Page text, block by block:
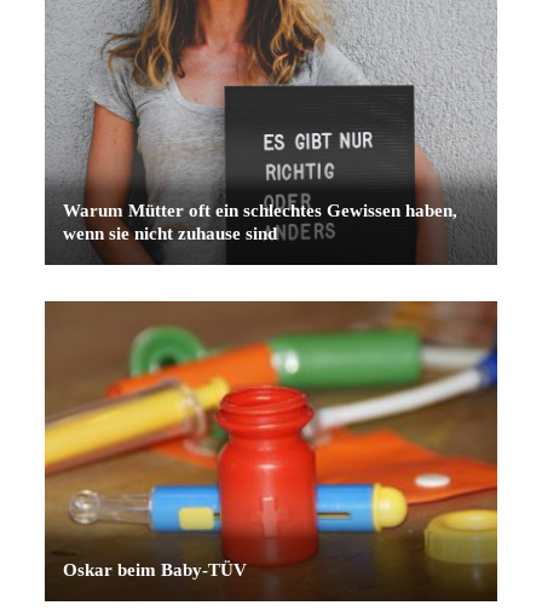
Warum Mütter oft ein schlechtes Gewissen haben,
wenn sie nicht zuhause sind
Oskar beim Baby-TÜV